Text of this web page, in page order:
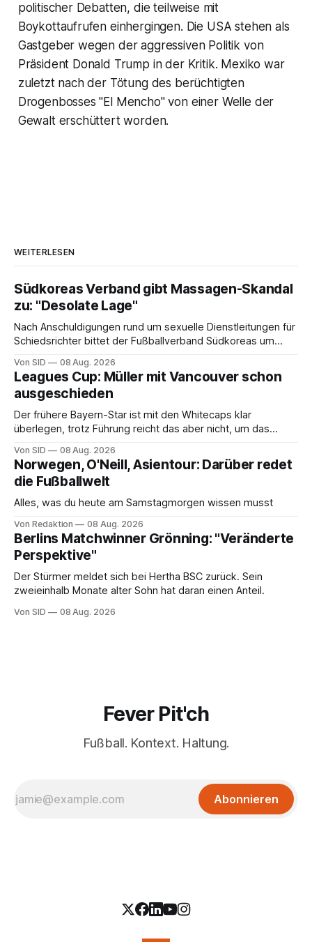
politischer Debatten, die teilweise mit
Boykottaufrufen einhergingen. Die USA stehen als
Gastgeber wegen der aggressiven Politik von
Präsident Donald Trump in der Kritik. Mexiko war
zuletzt nach der Tötung des berüchtigten
Drogenbosses "El Mencho" von einer Welle der
Gewalt erschüttert worden.
WEITERLESEN
Südkoreas Verband gibt Massagen-Skandal
zu: "Desolate Lage"
Nach Anschuldigungen rund um sexuelle Dienstleitungen für
Schiedsrichter bittet der Fußballverband Südkoreas um
Von SID 08 Aug. 2026
Leagues Cup: Müller mit Vancouver schon
ausgeschieden
Der frühere Bayern-Star ist mit den Whitecaps klar
überlegen, trotz Führung reicht das aber nicht, um das
Von SID 08 Aug. 2026
Norwegen, O'Neill, Asientour: Darüber redet
die Fußballwelt
Alles, was du heute am Samstagmorgen wissen musst
Von Redaktion 08 Aug. 2026
Berlins Matchwinner Grönning: "Veränderte
Perspektive"
Der Stürmer meldet sich bei Hertha BSC zurück. Sein
zweieinhalb Monate alter Sohn hat daran einen Anteil.
Von SID 08 Aug. 2026
Fever Pit'ch
Fußball. Kontext. Haltung.
Abonnieren